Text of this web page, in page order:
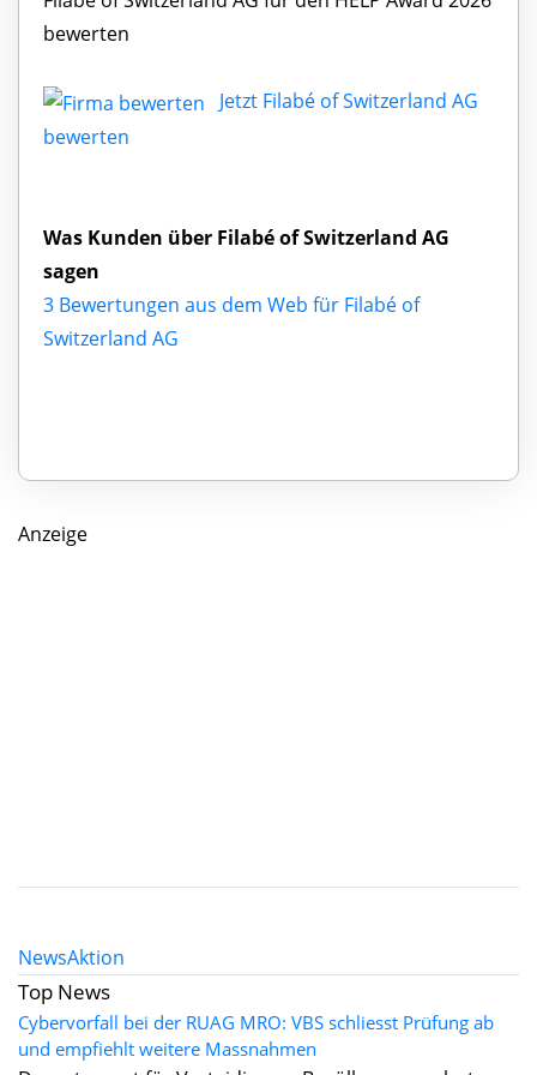
bewerten
Jetzt Filabé of Switzerland AG
bewerten
Was Kunden über Filabé of Switzerland AG
sagen
3 Bewertungen aus dem Web für Filabé of
Switzerland AG
Anzeige
NewsAktion
Top News
Cybervorfall bei der RUAG MRO: VBS schliesst Prüfung ab
und empfiehlt weitere Massnahmen